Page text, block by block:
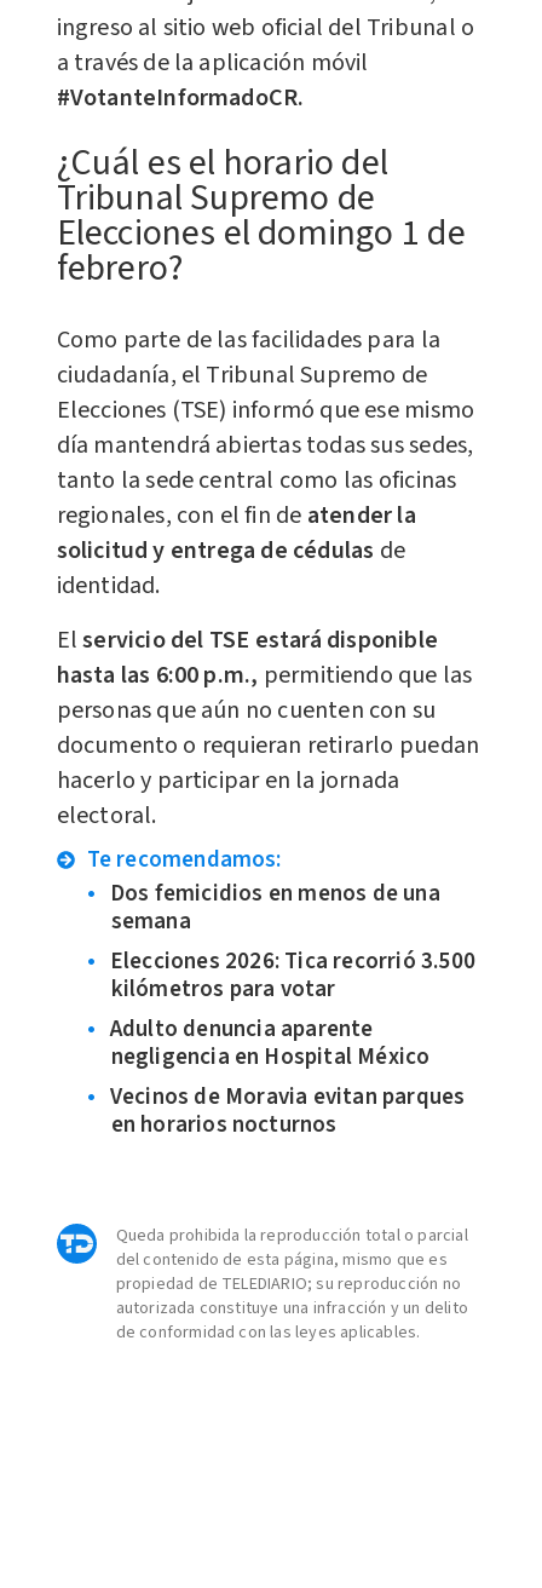
ingreso al sitio web oficial del Tribunal o
a través de la aplicación móvil
#VotanteInformadoCR.
¿Cuál es el horario del
Tribunal Supremo de
Elecciones el domingo 1 de
febrero?
Como parte de las facilidades para la
ciudadanía, el Tribunal Supremo de
Elecciones (TSE) informó que ese mismo
día mantendrá abiertas todas sus sedes,
tanto la sede central como las oficinas
regionales, con el fin de atender la
solicitud y entrega de cédulas de
identidad.
Elservicio del TSE estará disponible
hasta las 6:00 p.m., permitiendo que las
personas que aún no cuenten con su
documento o requieran retirarlo puedan
hacerlo y participar en la jornada
electoral.
Te recomendamos:
Dos femicidios en menos de una
semana
Elecciones 2026: Tica recorrió 3.500
kilómetros para votar
Adulto denuncia aparente
negligencia en Hospital México
Vecinos de Moravia evitan parques
en horarios nocturnos
Queda prohibida la reproducción total o parcial
del contenido de esta página, mismo que es
propiedad de TELEDIARIO; su reproducción no
autorizada constituye una infracción y un delito
de conformidad con las leyes aplicables.